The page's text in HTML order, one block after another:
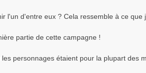
l'un d'entre eux ? Cela ressemble à ce que
partie de cette campagne !
personnages étaient pour la plupart des